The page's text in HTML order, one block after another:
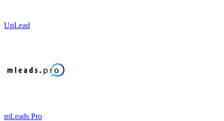
UpLead
mLeads Pro